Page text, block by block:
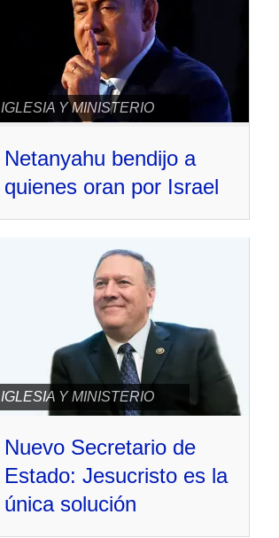
IGLESIA Y MINISTERIO
Netanyahu bendijo a
quienes oran por Israel
IGLESIA Y MINISTERIO
Nuevo Secretario de
Estado: Jesucristo es la
única solución